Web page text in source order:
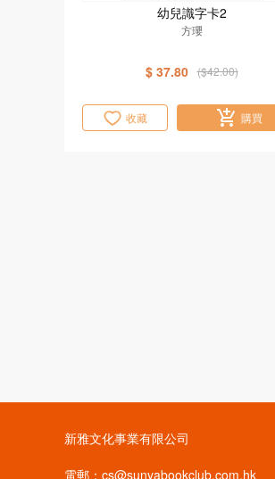
幼兒識字卡2
方瓔
$ 37.80 ($42.00)
收藏 購買
新雅文化事業有限公司
電郵：cs@sunyabookclub.com.hk